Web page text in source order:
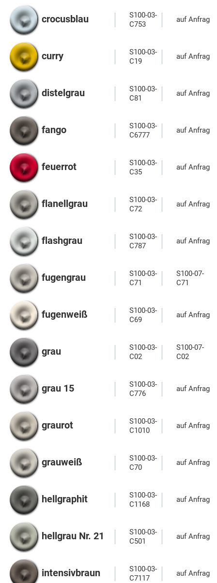
crocusblau
S100-03-
C753
auf Anfrage
curry
S100-03-
C19
auf Anfrage
distelgrau
S100-03-
C81
auf Anfrage
fango
S100-03-
C6777
auf Anfrage
feuerrot
S100-03-
C35
auf Anfrage
flanellgrau
S100-03-
C72
auf Anfrage
flashgrau
S100-03-
C787
auf Anfrage
fugengrau
S100-03-
C71
S100-07-
C71
fugenweiß
S100-03-
C69
auf Anfrage
grau
S100-03-
C02
S100-07-
C02
grau 15
S100-03-
C776
auf Anfrage
graurot
S100-03-
C1010
auf Anfrage
grauweiß
S100-03-
C70
auf Anfrage
hellgraphit
S100-03-
C1168
auf Anfrage
hellgrau Nr. 21
S100-03-
C501
auf Anfrage
intensivbraun
S100-03-
C7117
auf Anfrage